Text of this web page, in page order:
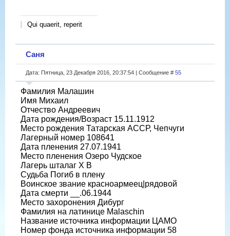
Qui quaerit, reperit
Саня
Дата: Пятница, 23 Декабря 2016, 20:37:54 | Сообщение # 55
Фамилия Малашин
Имя Михаил
Отчество Андреевич
Дата рождения/Возраст 15.11.1912
Место рождения Татарская АССР, Чепчуги
Лагерный номер 108641
Дата пленения 27.07.1941
Место пленения Озеро Чудское
Лагерь шталаг X B
Судьба Погиб в плену
Воинское звание красноармеец|рядовой
Дата смерти __.06.1944
Место захоронения Дибург
Фамилия на латинице Malaschin
Название источника информации ЦАМО
Номер фонда источника информации 58